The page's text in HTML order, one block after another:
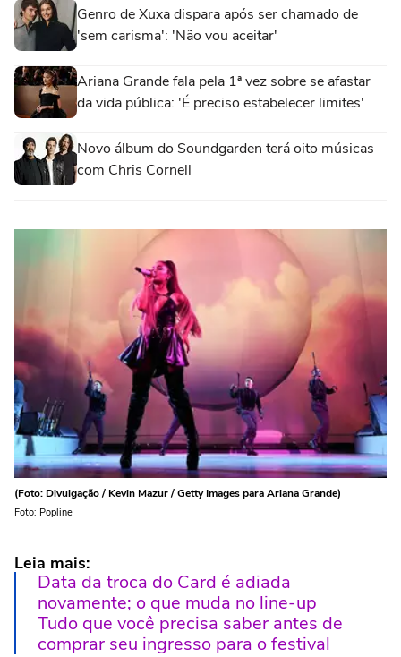
Genro de Xuxa dispara após ser chamado de
'sem carisma': 'Não vou aceitar'
Ariana Grande fala pela 1ª vez sobre se afastar
da vida pública: 'É preciso estabelecer limites'
Novo álbum do Soundgarden terá oito músicas
com Chris Cornell
(Foto: Divulgação / Kevin Mazur / Getty Images para Ariana Grande)
Foto: Popline
Leia mais:
Data da troca do Card é adiada
novamente; o que muda no line-up
Tudo que você precisa saber antes de
comprar seu ingresso para o festival